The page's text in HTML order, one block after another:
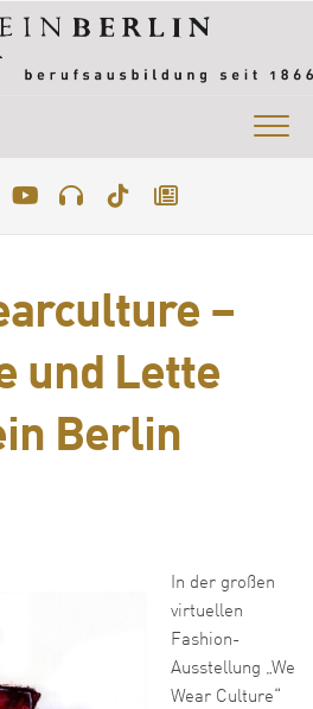
–
und Lette
Berlin
In der großen
virtuellen
Fashion-
Ausstellung „We
Wear Culture“